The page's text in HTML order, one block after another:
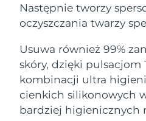
Następnie tworzy
oczyszczania twarzy
Usuwa również 99%
skóry, dzięki pulsacjom
kombinacji ultra
cienkich silikonowych
bardziej higienicznych
LUNA™ 4
Massage, LED
LUNA™ 4
For men, anti-
BEAR™ 2 go
Microcurrent
BEAR™ 2
Microcurrent
Nawilżenie
UFO™ 3
Deep facial
UFO™ 3
Near-infrared
device
issa™ 4
Hybrid silicone
issa™ 4 plus
Smart hybrid
FAQ™ ZABIEG ANTI-
Anti-aging
Belgia
Bermudy
Bośnia i
Hercegowina